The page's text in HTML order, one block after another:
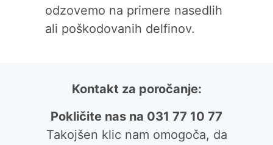
odzovemo na primere nasedlih
ali poškodovanih delfinov.
Kontakt za poročanje:
Pokličite nas na 031 77 10 77
Takojšen klic nam omogoča, da